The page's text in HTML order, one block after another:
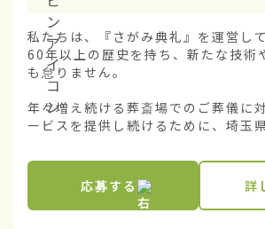
私たちは、『さがみ典礼』を運営し
60年以上の歴史を持ち、新たな技術
も怠りません。
年々増え続ける葬斎場でのご葬儀に
ービスを提供し続けるために、埼玉
応募する 詳